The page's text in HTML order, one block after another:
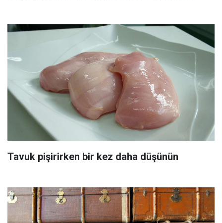
Tavuk pişirirken bir kez daha düşünün